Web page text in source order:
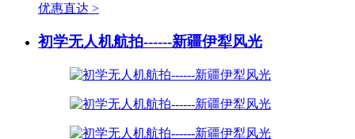
优惠直达 >
初学无人机航拍------新疆伊犁风光